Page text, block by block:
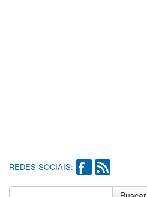
REDES SOCIAIS: